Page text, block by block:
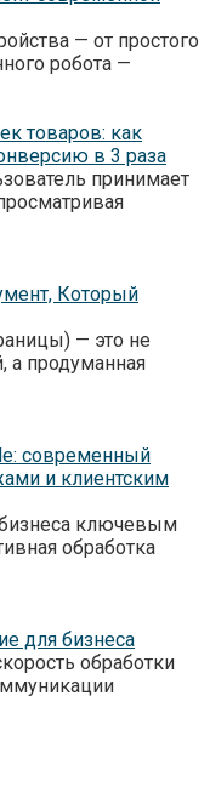
— от простого
робота —
товаров: как
в 3 раза
принимает
Который
— это не
а продуманная
современный
и клиентским
ключевым
обработка
для бизнеса
обработки